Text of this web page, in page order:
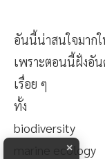
อันนี้น่าสนใจมาก
เพราะตอนนี้ฝั่งอั
เรื่อย ๆ
ทั้ง
biodiversity
marine ecology
×